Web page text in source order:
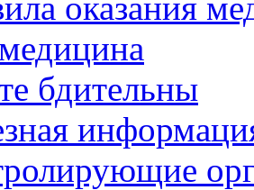
бдительны